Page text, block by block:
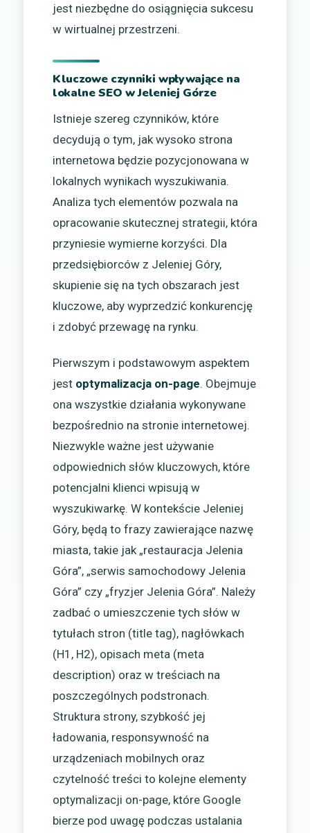
jest niezbędne do osiągnięcia sukcesu
w wirtualnej przestrzeni.
Kluczowe czynniki wpływające na
lokalne SEO w Jeleniej Górze
Istnieje szereg czynników, które
decydują o tym, jak wysoko strona
internetowa będzie pozycjonowana w
lokalnych wynikach wyszukiwania.
Analiza tych elementów pozwala na
opracowanie skutecznej strategii, która
przyniesie wymierne korzyści. Dla
przedsiębiorców z Jeleniej Góry,
skupienie się na tych obszarach jest
kluczowe, aby wyprzedzić konkurencję
i zdobyć przewagę na rynku.
Pierwszym i podstawowym aspektem
jest optymalizacja on-page. Obejmuje
ona wszystkie działania wykonywane
bezpośrednio na stronie internetowej.
Niezwykle ważne jest używanie
odpowiednich słów kluczowych, które
potencjalni klienci wpisują w
wyszukiwarkę. W kontekście Jeleniej
Góry, będą to frazy zawierające nazwę
miasta, takie jak „restauracja Jelenia
Góra”, „serwis samochodowy Jelenia
Góra” czy „fryzjer Jelenia Góra”. Należy
zadbać o umieszczenie tych słów w
tytułach stron (title tag), nagłówkach
(H1, H2), opisach meta (meta
description) oraz w treściach na
poszczególnych podstronach.
Struktura strony, szybkość jej
ładowania, responsywność na
urządzeniach mobilnych oraz
czytelność treści to kolejne elementy
optymalizacji on-page, które Google
bierze pod uwagę podczas ustalania